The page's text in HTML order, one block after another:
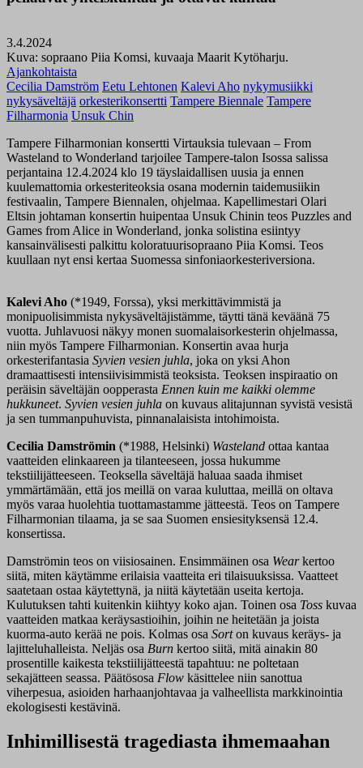
3.4.2024
Kuva: sopraano Piia Komsi, kuvaaja Maarit Kytöharju.
Ajankohtaista
Cecilia Damström Eetu Lehtonen Kalevi Aho nykymusiikki
nykysäveltäjä orkesterikonsertti Tampere Biennale Tampere
Filharmonia Unsuk Chin
Tampere Filharmonian konsertti Virtauksia tulevaan – From
Wasteland to Wonderland tarjoilee Tampere-talon Isossa salissa
perjantaina 12.4.2024 klo 19 täyslaidallisen uusia ja ennen
kuulemattomia orkesteriteoksia osana modernin taidemusiikin
festivaalin, Tampere Biennalen, ohjelmaa. Kapellimestari Olari
Eltsin johtaman konsertin huipentaa Unsuk Chinin teos Puzzles and
Games from Alice in Wonderland, jonka solistina esiintyy
kansainvälisesti palkittu koloratuurisopraano Piia Komsi. Teos
kuullaan nyt ensi kertaa Suomessa sinfoniaorkesteriversiona.
Kalevi Aho (*1949, Forssa), yksi merkittävimmistä ja
monipuolisimmista nykysäveltäjistämme, täytti tänä keväänä 75
vuotta. Juhlavuosi näkyy monen suomalaisorkesterin ohjelmassa,
niin myös Tampere Filharmonian. Konsertin avaa hurja
orkesterifantasia Syvien vesien juhla, joka on yksi Ahon
dramaattisesti intensiivisimmistä teoksista. Teoksen inspiraatio on
peräisin säveltäjän oopperasta Ennen kuin me kaikki olemme
hukkuneet. Syvien vesien juhla on kuvaus alitajunnan syvistä vesistä
ja sen tummanpuhuvista, pinnanalaisista intohimoista.
Cecilia Damströmin (*1988, Helsinki) Wasteland ottaa kantaa
vaatteiden elinkaareen ja tilanteeseen, jossa hukumme
tekstiilijätteeseen. Teoksella säveltäjä haluaa saada ihmiset
ymmärtämään, että jos meillä on varaa kuluttaa, meillä on oltava
myös varaa huolehtia tuottamastamme jätteestä. Teos on Tampere
Filharmonian tilaama, ja se saa Suomen ensiesityksensä 12.4.
konsertissa.
Damströmin teos on viisiosainen. Ensimmäinen osa Wearkertoo
siitä, miten käytämme erilaisia vaatteita eri tilaisuuksissa. Vaatteet
saatetaan ostaa käytettynä, ja niitä käytetään useita kertoja.
Kulutuksen tahti kuitenkin kiihtyy koko ajan. Toinen osa Toss kuvaa
vaatteiden matkaa keräysastioihin, joihin ne heitetään ja joista
kuorma-auto kerää ne pois. Kolmas osa Sorton kuvaus keräys- ja
lajitteluhalleista. Neljäs osa Burn kertoo siitä, mitä ainakin 80
prosentille kaikesta tekstiilijätteestä tapahtuu: ne poltetaan
sekajätteen seassa. Päätösosa Flow käsittelee niin sanottua
viherpesua, asioiden harhaanjohtavaa ja valheellista markkinointia
ekologisesti kestävinä.
Inhimillisestä tragediasta ihmemaahan